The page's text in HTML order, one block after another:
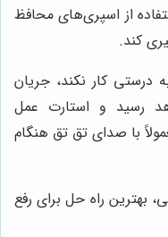
از اسپری‌های محافظ
کند.
درستی کار نکند، جریان
رسید و استارت عمل
با صدای تق تق هنگام
بهترین راه حل برای رفع